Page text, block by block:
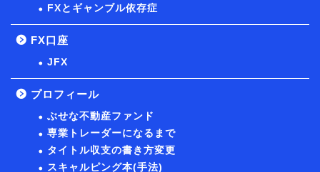
FXとギャンブル依存症
FX口座
JFX
プロフィール
ぶせな不動産ファンド
専業トレーダーになるまで
タイトル収支の書き方変更
スキャルピング本(手法)